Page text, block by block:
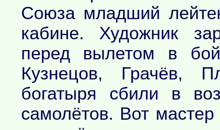
Союза младший
кабине. Художник
перед вылетом в
Кузнецов, Грачёв,
богатыря сбили в
самолётов. Вот